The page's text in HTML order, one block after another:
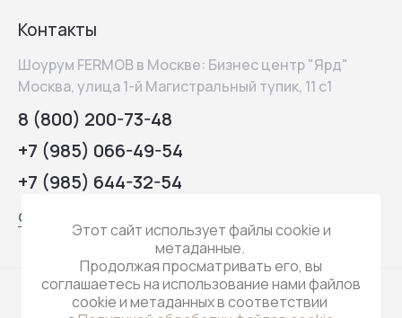
Контакты
Шоурум FERMOB в Москве: Бизнес центр "Ярд"
Москва, улица 1-й Магистральный тупик, 11 с1
8 (800) 200-73-48
+7 (985) 066-49-54
+7 (985) 644-32-54
contact@q-koo.ru
Этот сайт использует файлы cookie и
метаданные.
Продолжая просматривать его, вы
соглашаетесь на использование нами файлов
cookie и метаданных в соответствии